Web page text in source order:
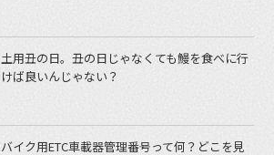
土用丑の日。丑の日じゃなくても鰻を食べに行
けば良いんじゃない？
バイク用ETC車載器管理番号って何？どこを見